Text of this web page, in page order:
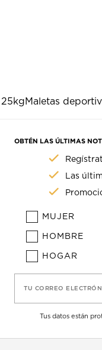
25kgMaletas
OBTÉN LAS ÚLTIMAS
Las
MUJER
HOMBRE
HOGAR
TU CORREO
Tus datos están